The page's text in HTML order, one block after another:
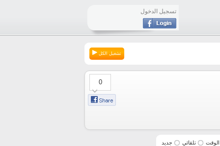
تسجيل الدخول
تشغيل الكل
0
تلقائي جديد